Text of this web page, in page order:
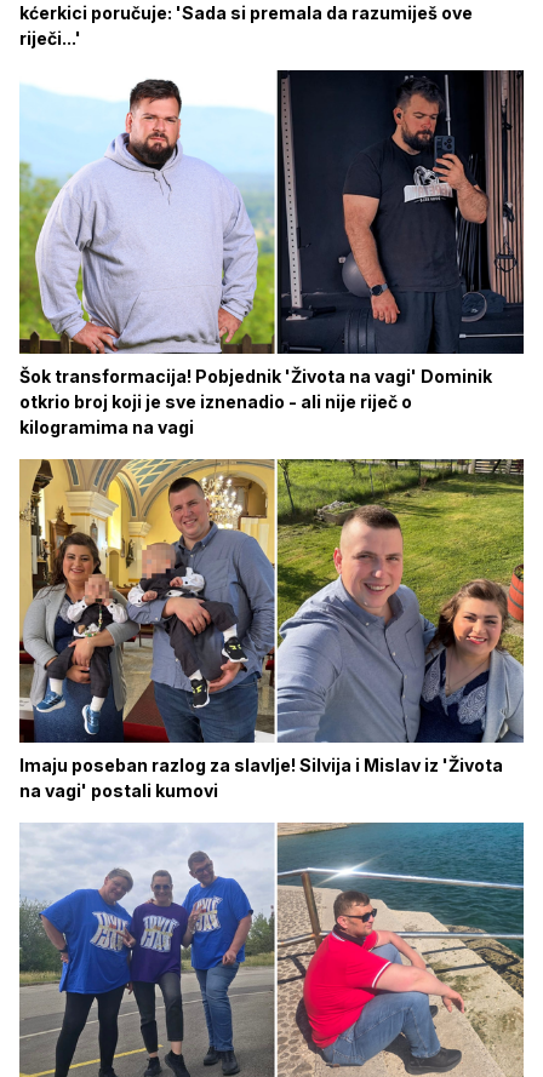
kćerkici poručuje: 'Sada si premala da razumiješ ove
riječi...'
Šok transformacija! Pobjednik 'Života na vagi' Dominik
otkrio broj koji je sve iznenadio - ali nije riječ o
kilogramima na vagi
Imaju poseban razlog za slavlje! Silvija i Mislav iz 'Života
na vagi' postali kumovi